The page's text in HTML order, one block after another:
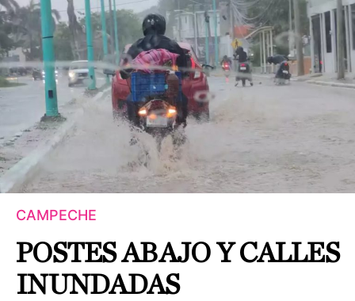
CAMPECHE
POSTES ABAJO Y CALLES
INUNDADAS